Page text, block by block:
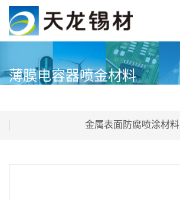
薄膜电容器喷金材料
金属表面防腐喷涂材料